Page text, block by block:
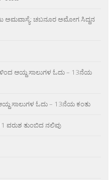
ಅಮವಾಸ್ಯೆ: ಚಬನೂರ ಅಮೋಗ ಸಿದ್ದನ
ಆಯ್ದ ಸಾಲುಗಳ ಓದು – 13ನೆಯ
ಸಾಲುಗಳ ಓದು – 13ನೆಯ ಕಂತು
ವರುಶ ತುಂಬಿದ ನಲಿವು